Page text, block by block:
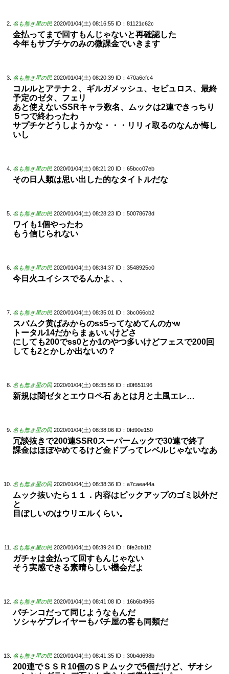
名も無き星の民 2020/01/04(土) 08:16:55 ID：81121c62c
金払ってまで回すもんじゃないと再確認した
今年もサプチケのみの微課金でいきます
名も無き星の民 2020/01/04(土) 08:20:39 ID：470a6cfc4
コルルとアテナ２、ギルガメッシュ、セビュロス、最終
予定のゼタ、フェリ
あと使えないSSRキャラ数名、ムックは2連できっちり
５つで終わったわ
サプチケどうしようかな・・・リリィ取るのなんか悔し
いし
名も無き星の民 2020/01/04(土) 08:21:20 ID：65bcc07eb
その日人類は思い出した的なタイトルだな
名も無き星の民 2020/01/04(土) 08:28:23 ID：50078678d
ワイも1個やったわ
もう信じられない
名も無き星の民 2020/01/04(土) 08:34:37 ID：3548925c0
今日火ユイシスでるんかよ、、
名も無き星の民 2020/01/04(土) 08:35:01 ID：3bc066cb2
スバムク黄ばみからのss5ってなめてんのかw
トータル14だからまぁいいけどさ
にしても200でss0とか1のやつ多いけどフェスで200回
しても2とかしか出ないの？
名も無き星の民 2020/01/04(土) 08:35:56 ID：d0f651196
新規は闇ゼタとエウロペ石 あとは月と土風エレ…
名も無き星の民 2020/01/04(土) 08:38:06 ID：0fd90e150
冗談抜きで200連SSR0スーパームックで30連で終了
課金はほぼやめてるけど金ドブってレベルじゃないなあ
名も無き星の民 2020/01/04(土) 08:38:36 ID：a7caea44a
ムック抜いたら１１．内容はピックアップのゴミ以外だ
と
目ぼしいのはウリエルくらい。
名も無き星の民 2020/01/04(土) 08:39:24 ID：8fe2cb1f2
ガチャは金払って回すもんじゃない
そう実感できる素晴らしい機会だよ
名も無き星の民 2020/01/04(土) 08:41:08 ID：16b6b4965
パチンコだって同じようなもんだ
ソシャゲプレイヤーもパチ屋の客も同類だ
名も無き星の民 2020/01/04(土) 08:41:35 ID：30b4d698b
200連でＳＳＲ10個のＳＰムックで5個だけど、ザオシ